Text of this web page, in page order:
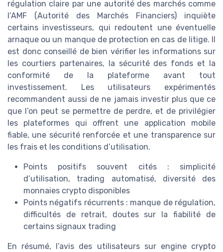
régulation claire par une autorité des marchés comme
l’AMF (Autorité des Marchés Financiers) inquiète
certains investisseurs, qui redoutent une éventuelle
arnaque ou un manque de protection en cas de litige. Il
est donc conseillé de bien vérifier les informations sur
les courtiers partenaires, la sécurité des fonds et la
conformité de la plateforme avant tout
investissement. Les utilisateurs expérimentés
recommandent aussi de ne jamais investir plus que ce
que l’on peut se permettre de perdre, et de privilégier
les plateformes qui offrent une application mobile
fiable, une sécurité renforcée et une transparence sur
les frais et les conditions d’utilisation.
Points positifs souvent cités : simplicité
d’utilisation, trading automatisé, diversité des
monnaies crypto disponibles
Points négatifs récurrents : manque de régulation,
difficultés de retrait, doutes sur la fiabilité de
certains signaux trading
En résumé, l’avis des utilisateurs sur engine crypto